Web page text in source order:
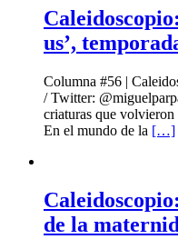
us’,
Columna #56 |
/ Twitter:
criaturas que volvieron
En el mundo de la […]
de la